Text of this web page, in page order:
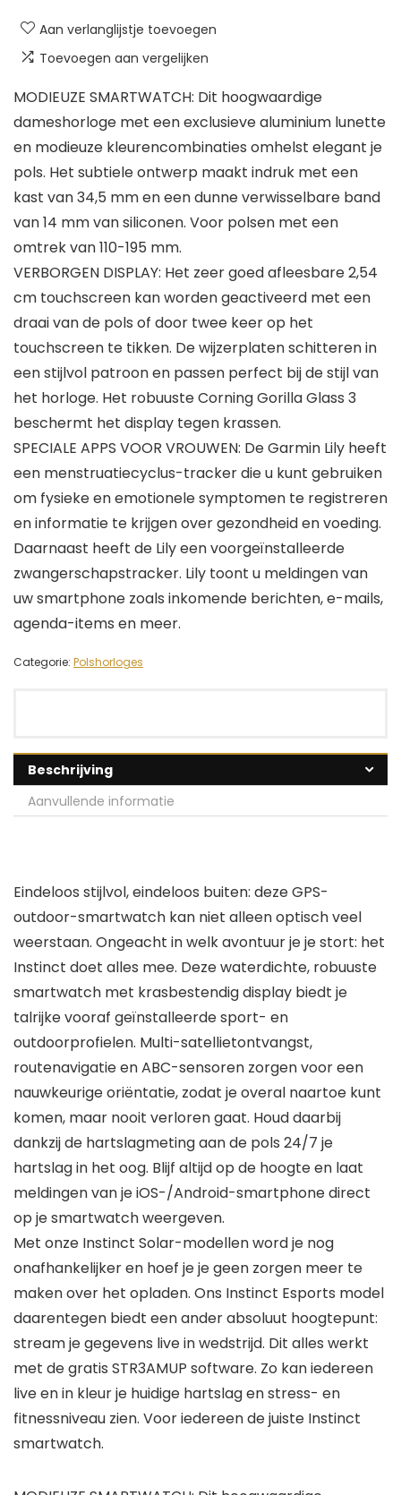
Aan verlanglijstje toevoegen
Toevoegen aan vergelijken
MODIEUZE SMARTWATCH: Dit hoogwaardige
dameshorloge met een exclusieve aluminium lunette
en modieuze kleurencombinaties omhelst elegant je
pols. Het subtiele ontwerp maakt indruk met een
kast van 34,5 mm en een dunne verwisselbare band
van 14 mm van siliconen. Voor polsen met een
omtrek van 110-195 mm.
VERBORGEN DISPLAY: Het zeer goed afleesbare 2,54
cm touchscreen kan worden geactiveerd met een
draai van de pols of door twee keer op het
touchscreen te tikken. De wijzerplaten schitteren in
een stijlvol patroon en passen perfect bij de stijl van
het horloge. Het robuuste Corning Gorilla Glass 3
beschermt het display tegen krassen.
SPECIALE APPS VOOR VROUWEN: De Garmin Lily heeft
een menstruatiecyclus-tracker die u kunt gebruiken
om fysieke en emotionele symptomen te registreren
en informatie te krijgen over gezondheid en voeding.
Daarnaast heeft de Lily een voorgeïnstalleerde
zwangerschapstracker. Lily toont u meldingen van
uw smartphone zoals inkomende berichten, e-mails,
agenda-items en meer.
Categorie: Polshorloges
Beschrijving
Aanvullende informatie
Eindeloos stijlvol, eindeloos buiten: deze GPS-
outdoor-smartwatch kan niet alleen optisch veel
weerstaan. Ongeacht in welk avontuur je je stort: het
Instinct doet alles mee. Deze waterdichte, robuuste
smartwatch met krasbestendig display biedt je
talrijke vooraf geïnstalleerde sport- en
outdoorprofielen. Multi-satellietontvangst,
routenavigatie en ABC-sensoren zorgen voor een
nauwkeurige oriëntatie, zodat je overal naartoe kunt
komen, maar nooit verloren gaat. Houd daarbij
dankzij de hartslagmeting aan de pols 24/7 je
hartslag in het oog. Blijf altijd op de hoogte en laat
meldingen van je iOS-/Android-smartphone direct
op je smartwatch weergeven.
Met onze Instinct Solar-modellen word je nog
onafhankelijker en hoef je je geen zorgen meer te
maken over het opladen. Ons Instinct Esports model
daarentegen biedt een ander absoluut hoogtepunt:
stream je gegevens live in wedstrijd. Dit alles werkt
met de gratis STR3AMUP software. Zo kan iedereen
live en in kleur je huidige hartslag en stress- en
fitnessniveau zien. Voor iedereen de juiste Instinct
smartwatch.